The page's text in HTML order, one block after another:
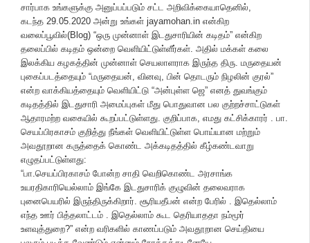
சார்பாக உங்களுக்கு அனுப்பப்படும் சட்ட அறிவிக்கையாதெனில்,
கடந்த 29.05.2020 அன்று உங்கள் jayamohan.in என்கிற
வலைப்பூவில்(Blog) “ஒரு முன்னாள் இடதுசாரியின் கடிதம்” என்கிற
தலைப்பில் கடிதம் ஒன்றை வெளியிட்டுள்ளீர்கள். அதில் மக்கள் கலை
இலக்கிய கழகத்தின் முன்னாள் செயலாளராக இருந்த திரு. மருதையன்
புகைப்படத்தையும் “மருதையன், வினவு, பின் தொடரும் நிழலின் குரல்”
என்ற வாக்கியத்தையும் வெளியிட்டு “அன்புள்ள ஜெ” எனத் துவங்கும்
கடிதத்தில் இடதுசாரி அமைப்புகள் மீது பொதுவான பல குற்றச்சாட்டுகள்
ஆதாரமற்ற வகையில் கூறப்பட்டுள்ளது. குறிப்பாக, எமது கட்சிக்காரர் . பா.
செயப்பிரகாசம் குறித்து நீங்கள் வெளியிட்டுள்ள பொய்யான மற்றும்
அவதூறான கருத்தைக் கொண்ட அக்கடிதத்தில் கீழ்கண்டவாறு
எழுதப்பட்டுள்ளது:
“பா.செயப்பிரகாசம் போன்ற சாதி வெறிகொண்ட அரசாங்க
உயரதிகாரியெல்லாம் இங்கே இடதுசாரிக் குழுவின் தலைவராக
புனைபெயரில் இருந்திருக்கிறார். சூரியதீபன் என்ற பேரில் . இதெல்லாம்
எந்த ஊர் பித்தலாட்டம் . இதெல்லாம் கூட தெரியாததா நம்மூர்
உளவுத்துறை?” என்ற வரிகளில் காணப்படும் அவதூறான செய்தியை